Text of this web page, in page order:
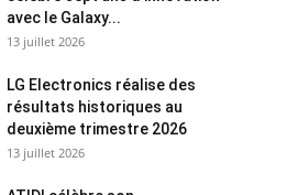
avec le Galaxy...
13 juillet 2026
LG Electronics réalise des
résultats historiques au
deuxième trimestre 2026
13 juillet 2026